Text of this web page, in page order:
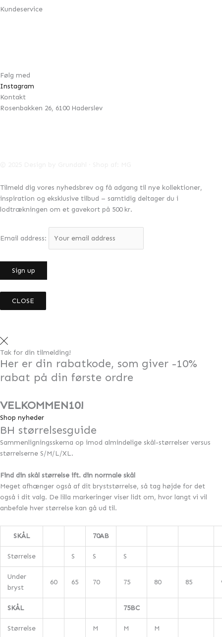
Kundeservice
Følg med
Instagram
Kontakt
Rosenbakken 26, 6100 Haderslev
Tilmeld dig vores nyhedsbrev og få adgang til nye kollektioner,
inspiration og eksklusive tilbud – samtidig deltager du i
lodtrækningen om et gavekort på 500 kr.
Email address:
CLOSE
Tak for din tilmelding!
Her er din rabatkode, som giver -10%
rabat på din første ordre
VELKOMMEN10!
Shop nyheder
BH størrelsesguide
Sammenligningsskema op imod almindelige skål-størrelser versus
størrelserne S/M/L/XL.
Find din skål størrelse ift. din normale skål
Meget afhænger også af dit bryststørrelse, så tag højde for det
også i dit valg. De lilla markeringer viser lidt om, hvor langt vi vil
anbefale hver størrelse kan gå ud til.
SKÅL 70AB
Størrelse S S S
Under
bryst
60 65 70 75 80 85
SKÅL 75BC
Størrelse M M M